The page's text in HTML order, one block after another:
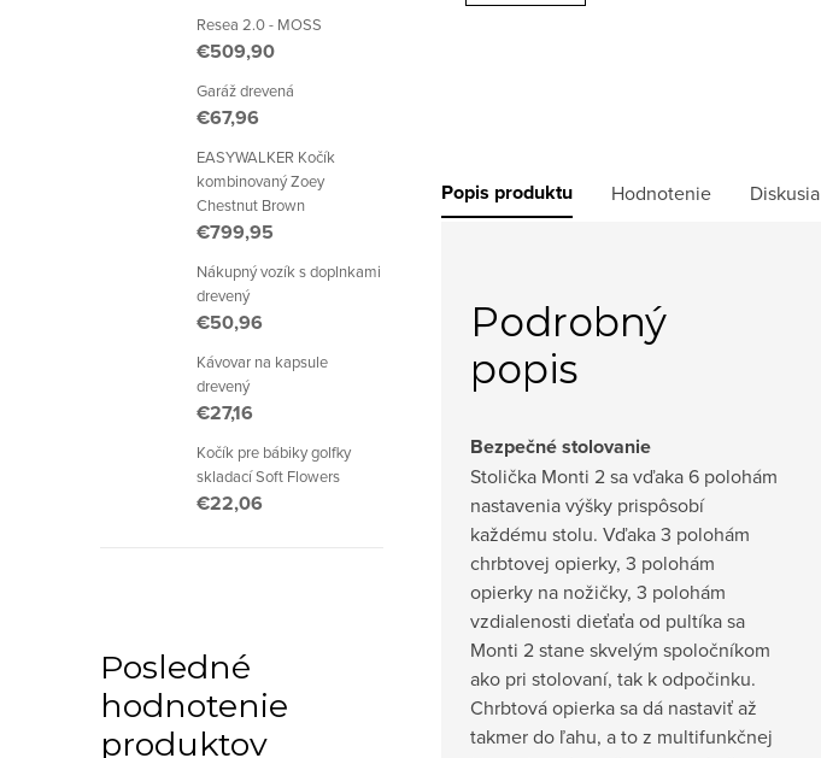
Resea 2.0 - MOSS
€509,90
Garáž drevená
€67,96
EASYWALKER Kočík
kombinovaný Zoey
Chestnut Brown
€799,95
Nákupný vozík s doplnkami
drevený
€50,96
Kávovar na kapsule
drevený
€27,16
Kočík pre bábiky golfky
skladací Soft Flowers
€22,06
Posledné
hodnotenie
produktov
Popis produktu Hodnotenie Diskusia
Podrobný
popis
Bezpečné stolovanie
Stolička Monti 2 sa vďaka 6 polohám
nastavenia výšky prispôsobí
každému stolu. Vďaka 3 polohám
chrbtovej opierky, 3 polohám
opierky na nožičky, 3 polohám
vzdialenosti dieťaťa od pultíka sa
Monti 2 stane skvelým spoločníkom
ako pri stolovaní, tak k odpočinku.
Chrbtová opierka sa dá nastaviť až
takmer do ľahu, a to z multifunkčnej